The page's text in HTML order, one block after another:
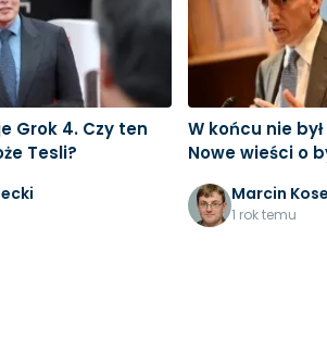
Grok 4. Czy ten
Tesli?
W końcu nie
Nowe wieści o
Marcin
1 rok temu